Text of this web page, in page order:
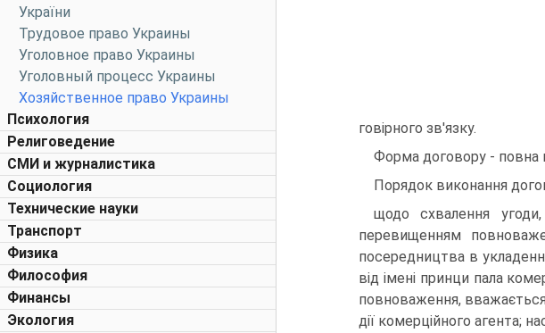
України
Трудовое право Украины
Уголовное право Украины
Уголовный процесс Украины
Хозяйственное право Украины
Психология
Религоведение
СМИ и журналистика
Социология
Технические науки
Транспорт
Физика
Философия
Финансы
Экология
говірного зв'язку.
Форма договору - повна
Порядок виконання
щодо схвалення
перевищенням
посередництва в
від імені принци пала
повноваження,
дії комерційного агента;